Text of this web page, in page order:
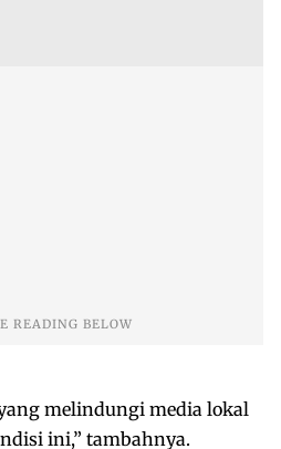
melindungi media lokal
ini,” tambahnya.